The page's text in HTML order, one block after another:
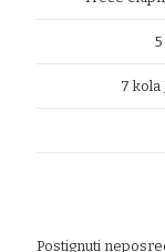
7
Postignuti